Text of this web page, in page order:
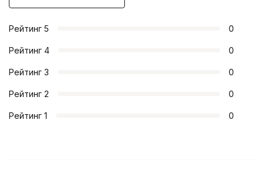
Рейтинг 5 0
Рейтинг 4 0
Рейтинг 3 0
Рейтинг 2 0
Рейтинг 1 0